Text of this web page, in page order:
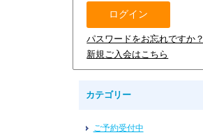
パスワードをお忘れですか？
新規ご入会はこちら
カテゴリー
ご予約受付中